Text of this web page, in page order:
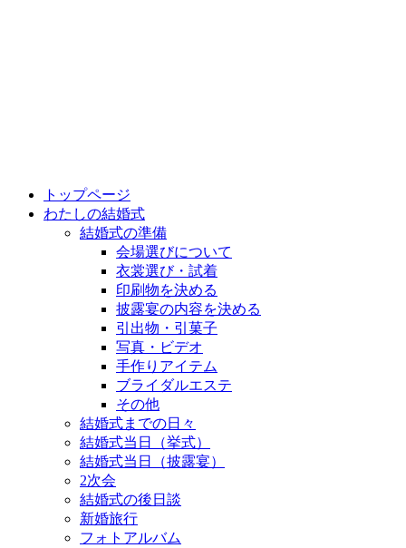
トップページ
わたしの結婚式
結婚式の準備
会場選びについて
衣裳選び・試着
印刷物を決める
披露宴の内容を決める
引出物・引菓子
写真・ビデオ
手作りアイテム
ブライダルエステ
その他
結婚式までの日々
結婚式当日（挙式）
結婚式当日（披露宴）
2次会
結婚式の後日談
新婚旅行
フォトアルバム